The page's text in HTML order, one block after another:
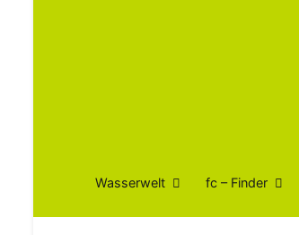
Wasserwelt fc – Finder